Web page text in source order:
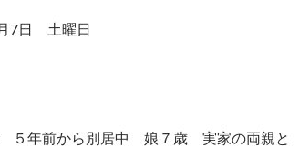
7日 土曜日
年前から別居中 娘７歳 実家の両親と